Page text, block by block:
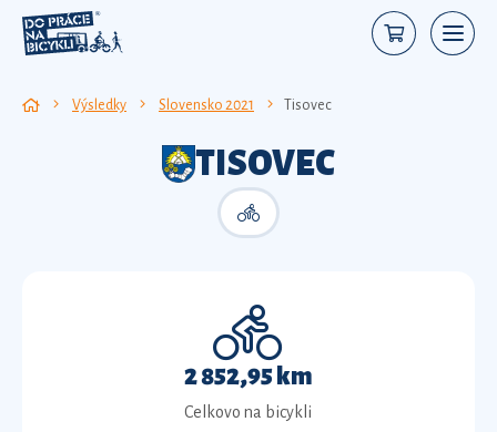
Výsledky Slovensko 2021 Tisovec
TISOVEC
2 852,95 km
Celkovo na bicykli